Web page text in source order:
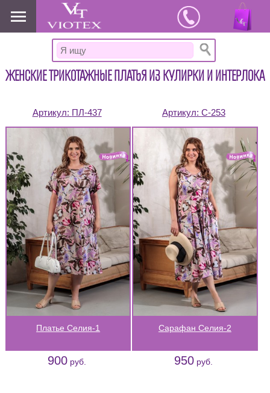
www.viotex37.ru
ЖЕНСКИЕ ТРИКОТАЖНЫЕ ПЛАТЬЯ ИЗ КУЛИРКИ И ИНТЕРЛОКА
Артикул: ПЛ-437
Платье Селия-1
900 руб.
Артикул: С-253
Сарафан Селия-2
950 руб.